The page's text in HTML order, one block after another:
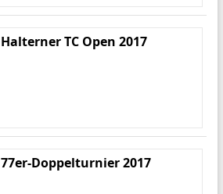
Halterner TC Open 2017
77er-Doppelturnier 2017